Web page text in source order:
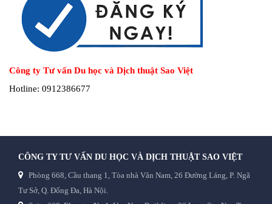
Công ty Tư vấn Du học và Dịch thuật Sao Việt
Hotline: 0912386677
CÔNG TY TƯ VẤN DU HỌC VÀ DỊCH THUẬT SAO VIỆT
Phòng 668, Cầu thang 1, Tòa nhà Vân Nam, 26 Đường Láng, P. Ngã
Tư Sở, Q. Đống Đa, Hà Nội.